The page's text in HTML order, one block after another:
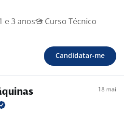
e 3 anos
Curso Técnico
Candidatar-me
18 mai